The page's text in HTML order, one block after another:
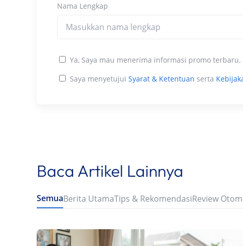
Nama Lengkap
Ya, Saya mau menerima informasi promo terbaru.
Saya menyetujui Syarat & Ketentuan serta
Baca Artikel Lainnya
SemuaBerita UtamaTips & RekomendasiReview